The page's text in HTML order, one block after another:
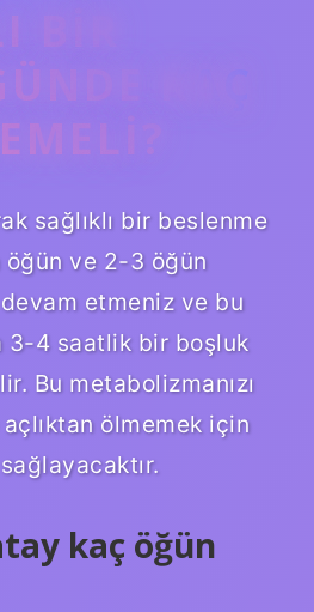
BIR
KAÇ
sağlıklı bir beslenme
ve 2-3 öğün
etmeniz ve bu
3-4 saatlik bir boşluk
Bu metabolizmanızı
açlıktan ölmemek için
kaç öğün